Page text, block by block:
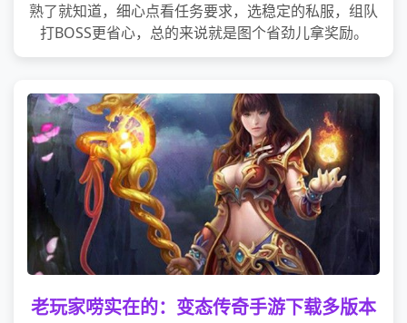
熟了就知道，细心点看任务要求，选稳定的私服，组队
打BOSS更省心，总的来说就是图个省劲儿拿奖励。
老玩家唠实在的：变态传奇手游下载多版本